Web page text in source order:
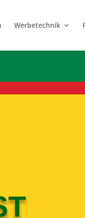
Werbetechnik